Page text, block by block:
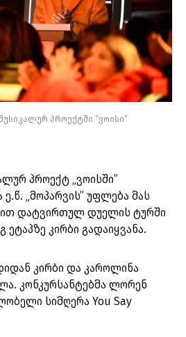
პროექტში “ვოისი”
პროექტ „ვოისში”
„მოპარვის” უფლება მას
დატვირთულ დუელის ტურში
ეტაპზე კირბი გადაიყვანა.
კირბი და კაროლინა
კონკურსანტებმა ლორენ
სიმღერა You Say